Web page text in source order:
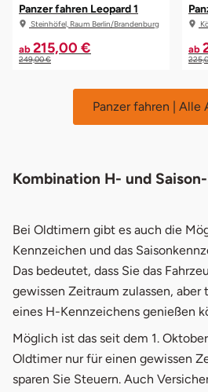
Panzer fahren Leopard 1
Steinhöfel, Raum Berlin/Brandenburg
ab 215,00 €
249,00 €
ab
Panzer fahren | Alle
Kombination H- und
Bei Oldtimern gibt es auch die
Kennzeichen und das
Das bedeutet, dass Sie das
gewissen Zeitraum zulassen,
eines H-Kennzeichens genießen
Möglich ist das seit dem 1.
Oldtimer nur für einen gewissen
sparen Sie Steuern. Auch